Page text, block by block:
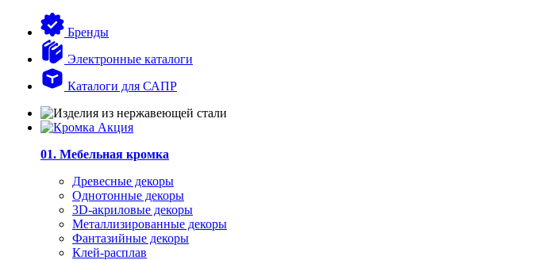
Бренды
Электронные каталоги
Каталоги для САПР
01. Мебельная кромка
Древесные декоры
Однотонные декоры
3D-акриловые декоры
Металлизированные декоры
Фантазийные декоры
Клей-расплав